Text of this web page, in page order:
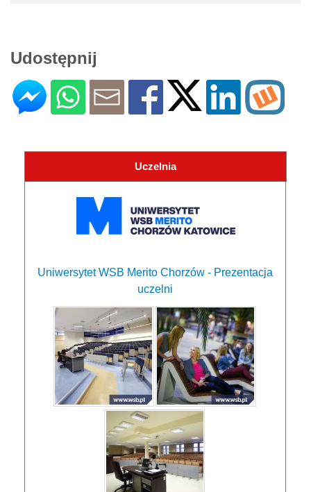
Udostępnij
Uczelnia
Uniwersytet WSB Merito Chorzów - Prezentacja
uczelni